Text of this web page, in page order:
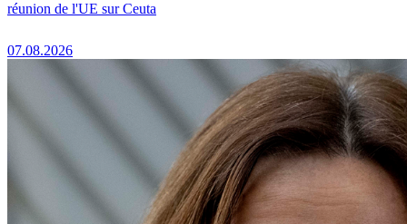
réunion de l'UE sur Ceuta
07.08.2026